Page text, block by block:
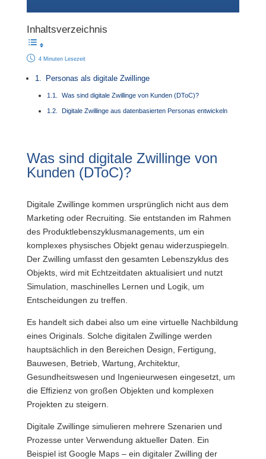
Inhaltsverzeichnis
4 Minuten Lesezeit
Personas als digitale Zwillinge
Was sind digitale Zwillinge von Kunden (DToC)?
Digitale Zwillinge aus datenbasierten Personas entwickeln
Was sind digitale Zwillinge von
Kunden (DToC)?
Digitale Zwillinge kommen ursprünglich nicht aus dem
Marketing oder Recruiting. Sie entstanden im Rahmen
des Produktlebenszyklusmanagements, um ein
komplexes physisches Objekt genau widerzuspiegeln.
Der Zwilling umfasst den gesamten Lebenszyklus des
Objekts, wird mit Echtzeitdaten aktualisiert und nutzt
Simulation, maschinelles Lernen und Logik, um
Entscheidungen zu treffen.
Es handelt sich dabei also um eine virtuelle Nachbildung
eines Originals. Solche digitalen Zwillinge werden
hauptsächlich in den Bereichen Design, Fertigung,
Bauwesen, Betrieb, Wartung, Architektur,
Gesundheitswesen und Ingenieurwesen eingesetzt, um
die Effizienz von großen Objekten und komplexen
Projekten zu steigern.
Digitale Zwillinge simulieren mehrere Szenarien und
Prozesse unter Verwendung aktueller Daten. Ein
Beispiel ist Google Maps – ein digitaler Zwilling der